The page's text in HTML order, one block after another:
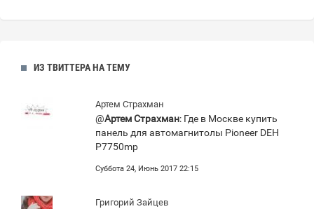
ИЗ ТВИТТЕРА НА ТЕМУ
Артем Страхман
@Артем Страхман: Где в Москве купить
панель для автомагнитолы Pioneer DEH
P7750mp
Суббота 24, Июнь 2017 22:15
Григорий Зайцев